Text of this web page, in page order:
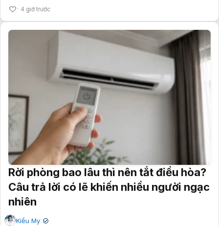
4 giờ trước
Rời phòng bao lâu thì nên tắt điều hòa?
Câu trả lời có lẽ khiến nhiều người ngạc
nhiên
Kiều My ✔